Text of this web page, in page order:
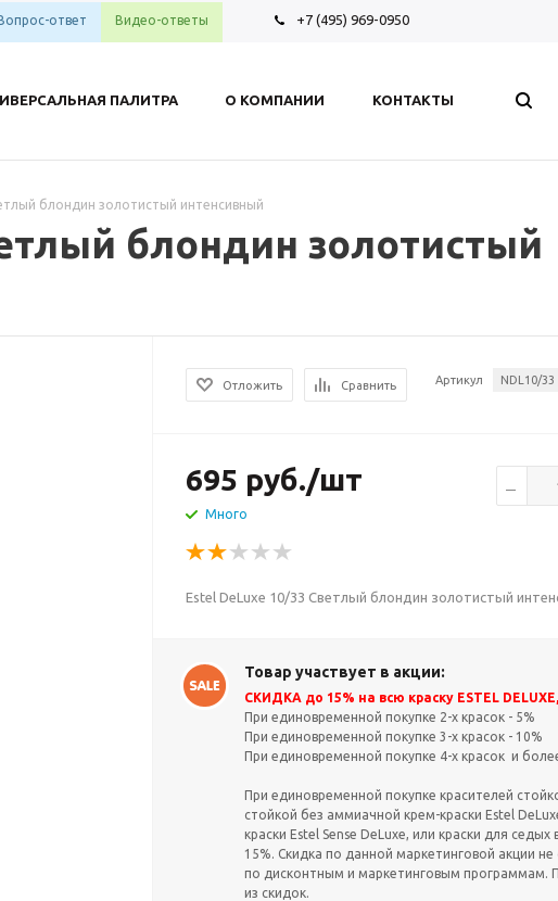
ответ Видео-ответы +7 (495) 969-0950
ПАЛИТРА О КОМПАНИИ КОНТАКТЫ
блондин золотистый интенсивный
блондин золотистый
Отложить Сравнить Артикул NDL10/33
695 руб./шт
Много
Estel DeLuxe 10/33 Светлый блондин золотистый
Товар участвует в акции:
СКИДКА до 15% на всю краску ESTEL DELUXE,
При единовременной покупке 2-х красок - 5%
При единовременной покупке 3-х красок - 10%
При единовременной покупке 4-х красок и
При единовременной покупке красителей
стойкой без аммиачной крем-краски Estel
краски Estel Sense DeLuxe, или краски для седых
15%. Скидка по данной маркетинговой акции
по дисконтным и маркетинговым программам.
из скидок.